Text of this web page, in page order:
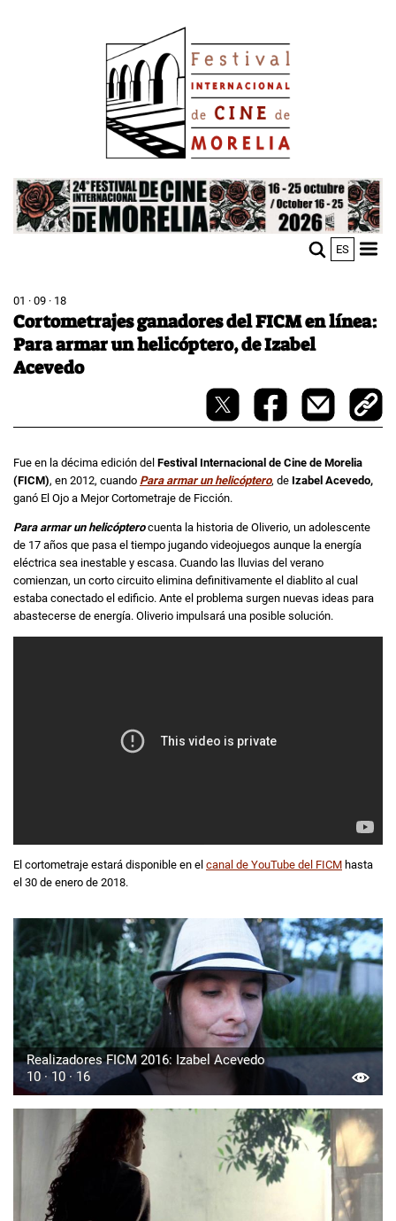
Image
ES
01 · 09 · 18
Cortometrajes ganadores del FICM en línea:
Para armar un helicóptero, de Izabel
Acevedo
Fue en la décima edición del Festival Internacional de Cine de Morelia
(FICM), en 2012, cuando Para armar un helicóptero, de Izabel Acevedo,
ganó El Ojo a Mejor Cortometraje de Ficción.
Para armar un helicóptero cuenta la historia de Oliverio, un adolescente
de 17 años que pasa el tiempo jugando videojuegos aunque la energía
eléctrica sea inestable y escasa. Cuando las lluvias del verano
comienzan, un corto circuito elimina definitivamente el diablito al cual
estaba conectado el edificio. Ante el problema surgen nuevas ideas para
abastecerse de energía. Oliverio impulsará una posible solución.
El cortometraje estará disponible en el canal de YouTube del FICM hasta
el 30 de enero de 2018.
Realizadores FICM 2016: Izabel Acevedo
10 · 10 · 16